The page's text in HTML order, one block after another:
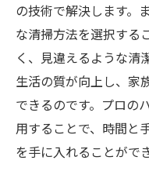
クリーニン
地域密着型
プロの技術で実
想的な住まい
プロの清掃
空間デザイン
の技術で解決します。
な清掃方法を選択する
く、見違えるような清
生活の質が向上し、家
できるのです。プロの
用することで、時間と
を手に入れることがで